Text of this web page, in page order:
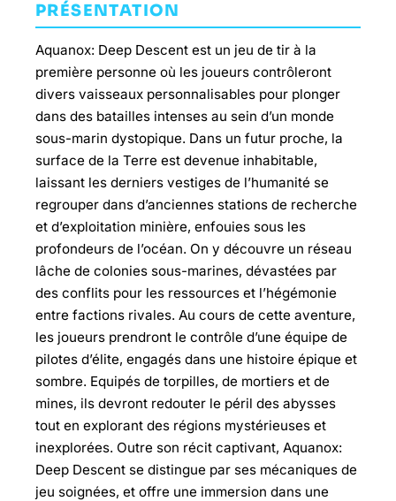
PRÉSENTATION
Aquanox: Deep Descent est un jeu de tir à la
première personne où les joueurs contrôleront
divers vaisseaux personnalisables pour plonger
dans des batailles intenses au sein d’un monde
sous-marin dystopique. Dans un futur proche, la
surface de la Terre est devenue inhabitable,
laissant les derniers vestiges de l’humanité se
regrouper dans d’anciennes stations de recherche
et d’exploitation minière, enfouies sous les
profondeurs de l’océan. On y découvre un réseau
lâche de colonies sous-marines, dévastées par
des conflits pour les ressources et l’hégémonie
entre factions rivales. Au cours de cette aventure,
les joueurs prendront le contrôle d’une équipe de
pilotes d’élite, engagés dans une histoire épique et
sombre. Equipés de torpilles, de mortiers et de
mines, ils devront redouter le péril des abysses
tout en explorant des régions mystérieuses et
inexplorées. Outre son récit captivant, Aquanox:
Deep Descent se distingue par ses mécaniques de
jeu soignées, et offre une immersion dans une